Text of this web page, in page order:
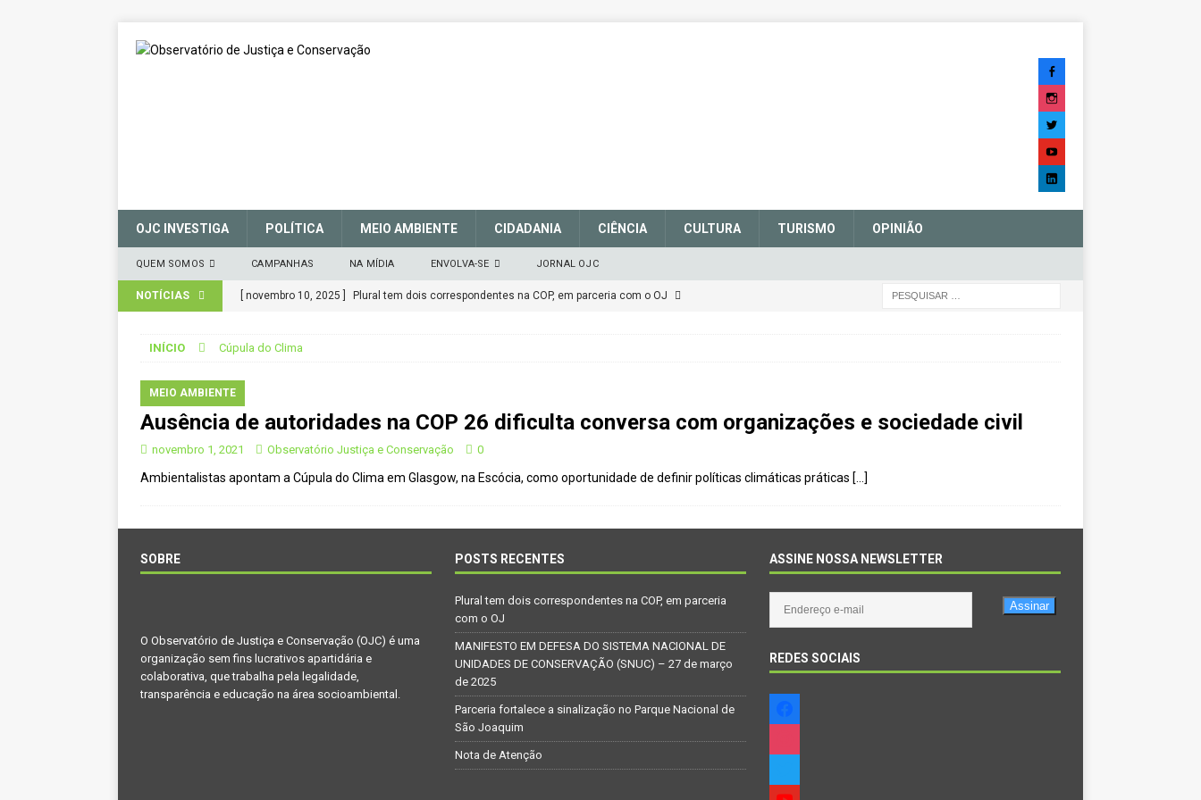
OJC INVESTIGA POLÍTICA MEIO AMBIENTE CIDADANIA CIÊNCIA CULTURA TURISMO OPINIÃO
QUEM SOMOS CAMPANHAS NA MÍDIA ENVOLVA-SE JORNAL OJC
NOTÍCIAS [ novembro 10, 2025 ] Plural tem dois correspondentes na COP, em parceria com o OJ
[ janeiro 22, 2025 ] Parceria fortalece a sinalização no Parque Nacional de São Joaquim
CIDADANIA
[ novembro 29, 2024 ] Nota de Atenção CIDADANIA
[ agosto 23, 2023 ] Governo do Paraná se nega a combater desmatamento ilegal na Mata Atlântica
Yanomami – De volta ao século XVI CIDADANIA
[ maio 16, 2022 ] Ameaças do pinus e eucalipto às Florestas com Araucárias nos estados do
Paraná e Santa Catarina MEIO AMBIENTE
Papagaio-verdadeiro: comércio ilegal faz com que aves percam o habitat natural
INÍCIO Cúpula do Clima
MEIO AMBIENTE
Ausência de autoridades na COP 26 dificulta conversa com organizações e sociedade civil
novembro 1, 2021 Observatório Justiça e Conservação 0
Ambientalistas apontam a Cúpula do Clima em Glasgow, na Escócia, como oportunidade de definir políticas climáticas práticas […]
SOBRE
O Observatório de Justiça e Conservação (OJC) é uma
organização sem fins lucrativos apartidária e
colaborativa, que trabalha pela legalidade,
transparência e educação na área socioambiental.
POSTS RECENTES
Plural tem dois correspondentes na COP, em parceria
com o OJ
MANIFESTO EM DEFESA DO SISTEMA NACIONAL DE
UNIDADES DE CONSERVAÇÃO (SNUC) – 27 de março
de 2025
Parceria fortalece a sinalização no Parque Nacional de
São Joaquim
Nota de Atenção
ASSINE NOSSA NEWSLETTER
Assinar
REDES SOCIAIS